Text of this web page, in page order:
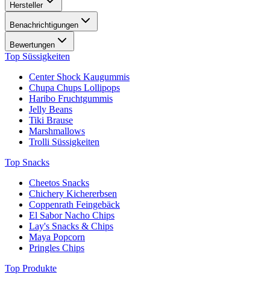
Hersteller
Benachrichtigungen
Bewertungen
Top Süssigkeiten
Center Shock Kaugummis
Chupa Chups Lollipops
Haribo Fruchtgummis
Jelly Beans
Tiki Brause
Marshmallows
Trolli Süssigkeiten
Top Snacks
Cheetos Snacks
Chichery Kichererbsen
Coppenrath Feingebäck
El Sabor Nacho Chips
Lay's Snacks & Chips
Maya Popcorn
Pringles Chips
Top Produkte